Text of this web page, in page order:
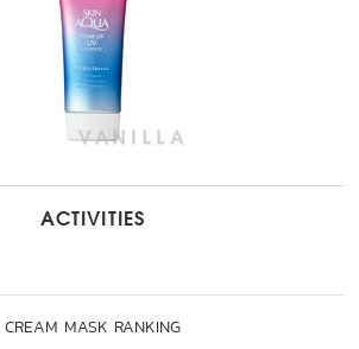
ACTIVITIES
CREAM MASK RANKING